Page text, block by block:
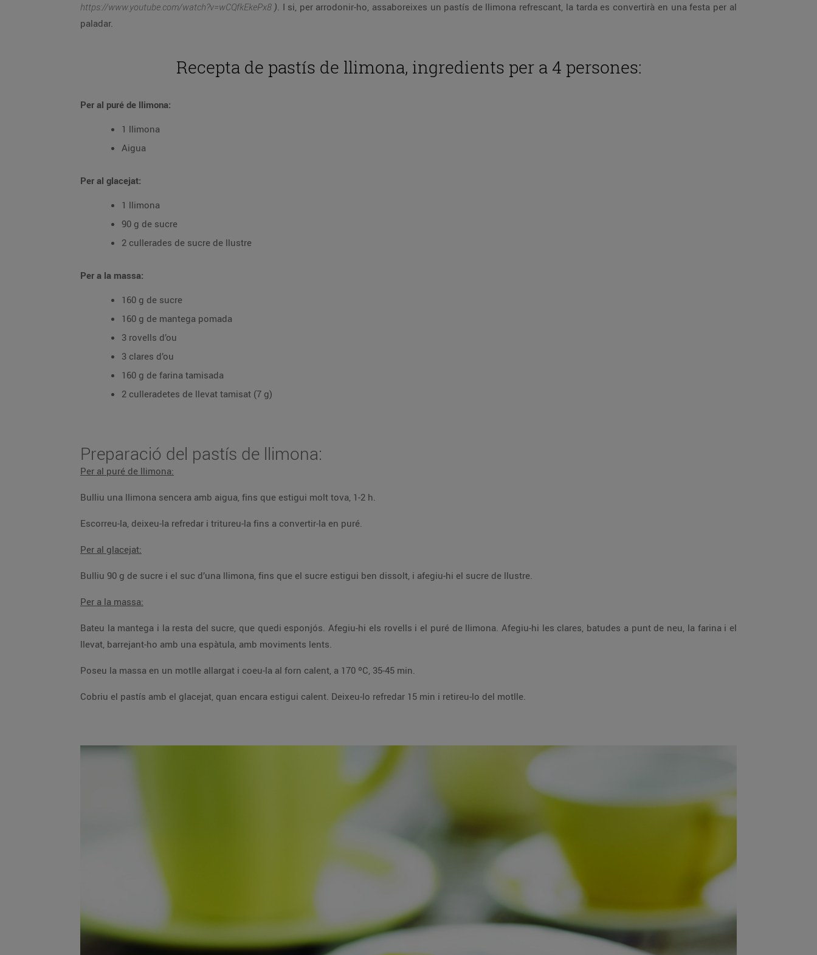
https://www.youtube.com/watch?v=wCQfkEkePx8 ). I si, per arrodonir-ho, assaboreixes un pastís de llimona refrescant, la tarda es convertirà en una festa per al
paladar.
Recepta de pastís de llimona, ingredients per a 4 persones:
Per al puré de llimona:
1 llimona
Aigua
Per al glacejat:
1 llimona
90 g de sucre
2 cullerades de sucre de llustre
Per a la massa:
160 g de sucre
160 g de mantega pomada
3 rovells d’ou
3 clares d’ou
160 g de farina tamisada
2 culleradetes de llevat tamisat (7 g)
Preparació del pastís de llimona:
Per al puré de llimona:
Bulliu una llimona sencera amb aigua, fins que estigui molt tova, 1-2 h.
Escorreu-la, deixeu-la refredar i tritureu-la fins a convertir-la en puré.
Per al glacejat:
Bulliu 90 g de sucre i el suc d’una llimona, fins que el sucre estigui ben dissolt, i afegiu-hi el sucre de llustre.
Per a la massa:
Bateu la mantega i la resta del sucre, que quedi esponjós. Afegiu-hi els rovells i el puré de llimona. Afegiu-hi les clares, batudes a punt de neu, la farina i el
llevat, barrejant-ho amb una espàtula, amb moviments lents.
Poseu la massa en un motlle allargat i coeu-la al forn calent, a 170 ºC, 35-45 min.
Cobriu el pastís amb el glacejat, quan encara estigui calent. Deixeu-lo refredar 15 min i retireu-lo del motlle.